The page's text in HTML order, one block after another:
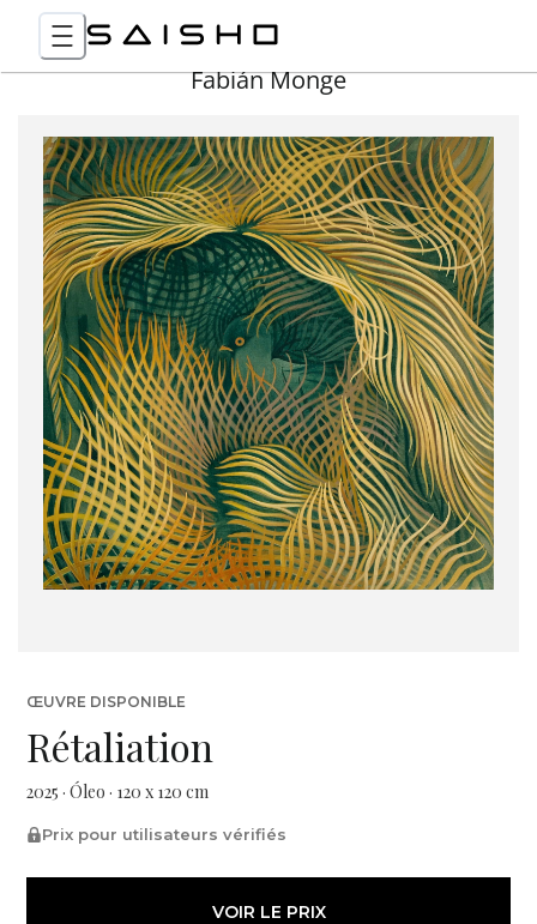
Fabián Monge
ŒUVRE DISPONIBLE
Rétaliation
2025 · Óleo · 120 x 120 cm
Prix pour utilisateurs vérifiés
VOIR LE PRIX